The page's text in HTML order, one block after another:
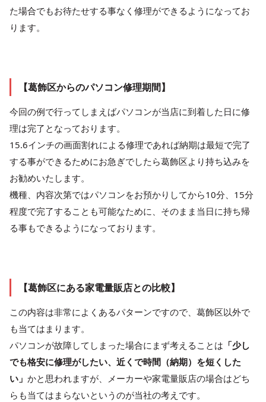
た場合でもお待たせする事なく修理ができるようになってお
ります。
【葛飾区からのパソコン修理期間】
今回の例で行ってしまえばパソコンが当店に到着した日に修
理は完了となっております。
15.6インチの画面割れによる修理であれば納期は最短で完了
する事ができるためにお急ぎでしたら葛飾区より持ち込みを
お勧めいたします。
機種、内容次第ではパソコンをお預かりしてから10分、15分
程度で完了することも可能なために、そのまま当日に持ち帰
る事もできるようになっております。
【葛飾区にある家電量販店との比較】
この内容は非常によくあるパターンですので、葛飾区以外で
も当てはまります。
パソコンが故障してしまった場合にまず考えることは 「少し
でも格安に修理がしたい、近くで時間（納期）を短くした
い」 かと思われますが、メーカーや家電量販店の場合はどち
らも当てはまらないというのが当社の考えです。